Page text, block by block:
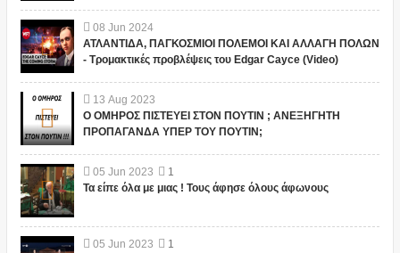
08 Jun 2024
ΑΤΛΑΝΤΙΔΑ, ΠΑΓΚΟΣΜΙΟΙ ΠΟΛΕΜΟΙ ΚΑΙ ΑΛΛΑΓΗ ΠΟΛΩΝ
- Τρομακτικές προβλέψεις του Edgar Cayce (Video)
13 Aug 2023
Ο ΟΜΗΡΟΣ ΠΙΣΤΕΥΕΙ ΣΤΟΝ ΠΟΥΤΙΝ ; ΑΝΕΞΗΓΗΤΗ
ΠΡΟΠΑΓΑΝΔΑ ΥΠΕΡ ΤΟΥ ΠΟΥΤΙΝ;
05 Jun 2023
1
Τα είπε όλα με μιας ! Τους άφησε όλους άφωνους
05 Jun 2023
1